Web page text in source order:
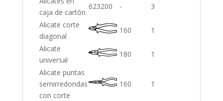
caja de cartón
623200 -
3
Alicate corte
diagonal
160
1
Alicate
universal
180
1
Alicate puntas
semirredondas
con corte
160 1